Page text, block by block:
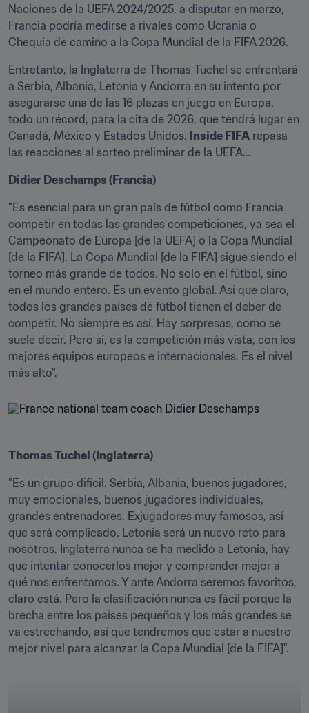
Naciones de la UEFA 2024/2025, a disputar en marzo,
Francia podría medirse a rivales como Ucrania o
Chequia de camino a la Copa Mundial de la FIFA 2026.
Entretanto, la Inglaterra de Thomas Tuchel se enfrentará
a Serbia, Albania, Letonia y Andorra en su intento por
asegurarse una de las 16 plazas en juego en Europa,
todo un récord, para la cita de 2026, que tendrá lugar en
Canadá, México y Estados Unidos. Inside FIFA repasa
las reacciones al sorteo preliminar de la UEFA…
Didier Deschamps (Francia)
"Es esencial para un gran país de fútbol como Francia
competir en todas las grandes competiciones, ya sea el
Campeonato de Europa [de la UEFA] o la Copa Mundial
[de la FIFA]. La Copa Mundial [de la FIFA] sigue siendo el
torneo más grande de todos. No solo en el fútbol, sino
en el mundo entero. Es un evento global. Así que claro,
todos los grandes países de fútbol tienen el deber de
competir. No siempre es así. Hay sorpresas, como se
suele decir. Pero sí, es la competición más vista, con los
mejores equipos europeos e internacionales. Es el nivel
más alto".
Thomas Tuchel (Inglaterra)
"Es un grupo difícil. Serbia, Albania, buenos jugadores,
muy emocionales, buenos jugadores individuales,
grandes entrenadores. Exjugadores muy famosos, así
que será complicado. Letonia será un nuevo reto para
nosotros. Inglaterra nunca se ha medido a Letonia, hay
que intentar conocerlos mejor y comprender mejor a
qué nos enfrentamos. Y ante Andorra seremos favoritos,
claro está. Pero la clasificación nunca es fácil porque la
brecha entre los países pequeños y los más grandes se
va estrechando, así que tendremos que estar a nuestro
mejor nivel para alcanzar la Copa Mundial [de la FIFA]".